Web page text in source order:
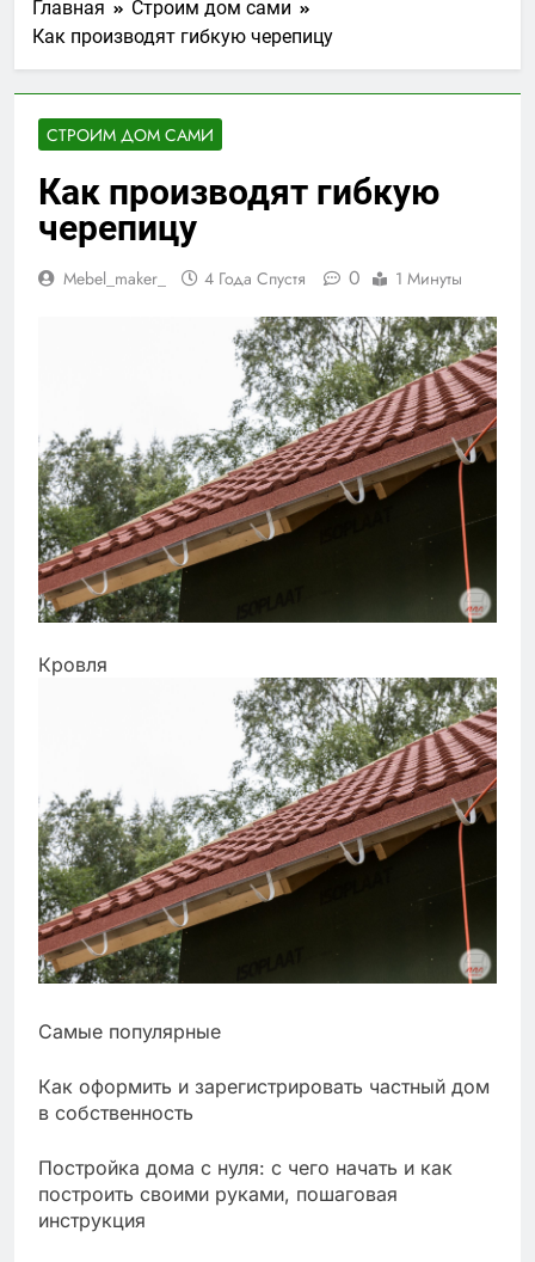
Главная
Строим дом сами
Как производят гибкую черепицу
СТРОИМ ДОМ САМИ
Как производят гибкую
черепицу
Mebel_maker_ 4 Года Спустя 0 1 Минуты
Кровля
Самые популярные
Как оформить и зарегистрировать частный дом
в собственность
Постройка дома с нуля: с чего начать и как
построить своими руками, пошаговая
инструкция